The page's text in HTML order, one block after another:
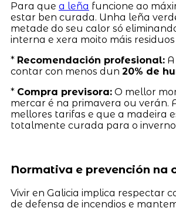
Para que a leña funcione ao
estar ben curada. Unha leña
metade do seu calor só
interna e xera moito máis residuos
* Recomendación profesional:A
contar con menos dun 20% de
* Compra previsora:O mellor
mercar é na primavera ou verán.
mellores tarifas e que a madeira
totalmente curada para o
Normativa e prevención na
Vivir en Galicia implica respectar
de defensa de incendios e